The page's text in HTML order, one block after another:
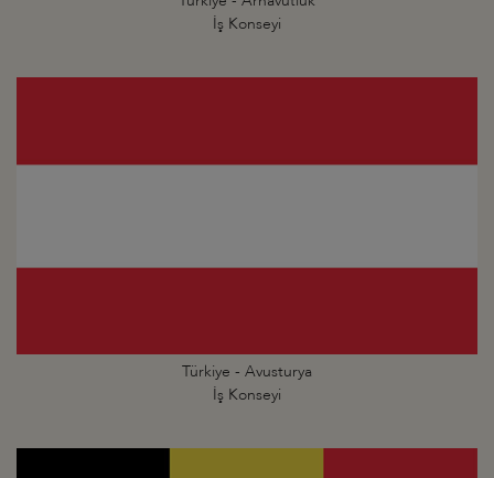
İş Konseyi
Türkiye - Avusturya
İş Konseyi